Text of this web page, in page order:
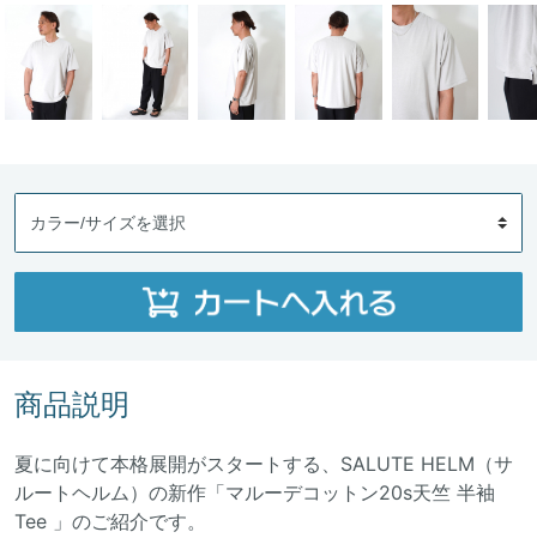
商品説明
夏に向けて本格展開がスタートする、SALUTE HELM（サ
ルートヘルム）の新作「マルーデコットン20s天竺 半袖
Tee 」のご紹介です。